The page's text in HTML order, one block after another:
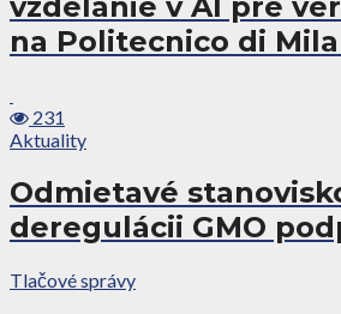
na Politecnico di
231
Aktuality
Odmietavé
deregulácii GMO
Tlačové správy